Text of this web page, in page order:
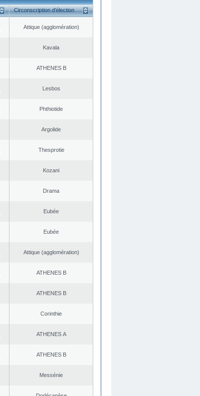
Circonscription d’élection
Αttique (agglomération)
Kavala
ATHENES Β
Lesbos
Phthiotide
Argolide
Thesprotie
Kozani
Drama
Eubée
Eubée
Αttique (agglomération)
ATHENES Β
ATHENES Β
Corinthie
ATHENES Α
ATHENES Β
Messénie